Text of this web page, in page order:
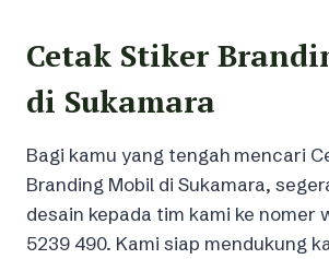
Cetak Stiker
di Sukamara
Bagi kamu yang tengah mencari
Branding Mobil di Sukamara,
desain kepada tim kami ke nomer
5239 490. Kami siap mendukung